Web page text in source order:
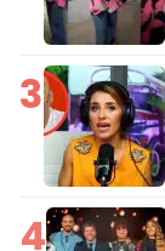
3
4